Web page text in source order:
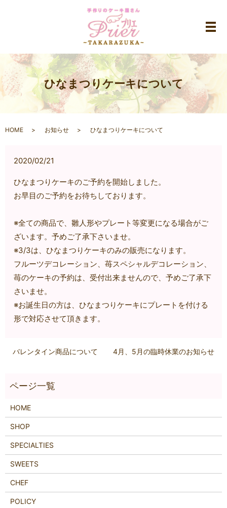
メ
ひなまつりケーキについて
HOME お知らせ ひなまつりケーキについて
2020/02/21
ひなまつりケーキのご予約を開始しました。
お早目のご予約をお待ちしております。
※全ての商品で、雛人形やプレート等変更になる場合がご
ざいます。予めご了承下さいませ。
※3/3は、ひなまつりケーキのみの販売になります。
フルーツデコレーション、苺スペシャルデコレーション、
苺のケーキの予約は、受付出来ませんので、予めご了承下
さいませ。
※お誕生日の方は、ひなまつりケーキにプレートを付ける
形で対応させて頂きます。
バレンタイン商品について 4月、5月の臨時休業のお知らせ
HOME
SHOP
SPECIALTIES
SWEETS
CHEF
POLICY